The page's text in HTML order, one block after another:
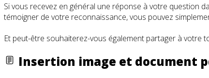
Si vous recevez en général une réponse à votre question
témoigner de votre reconnaissance, vous pouvez
Et peut-être souhaiterez-vous également partager à votre
Insertion image et document